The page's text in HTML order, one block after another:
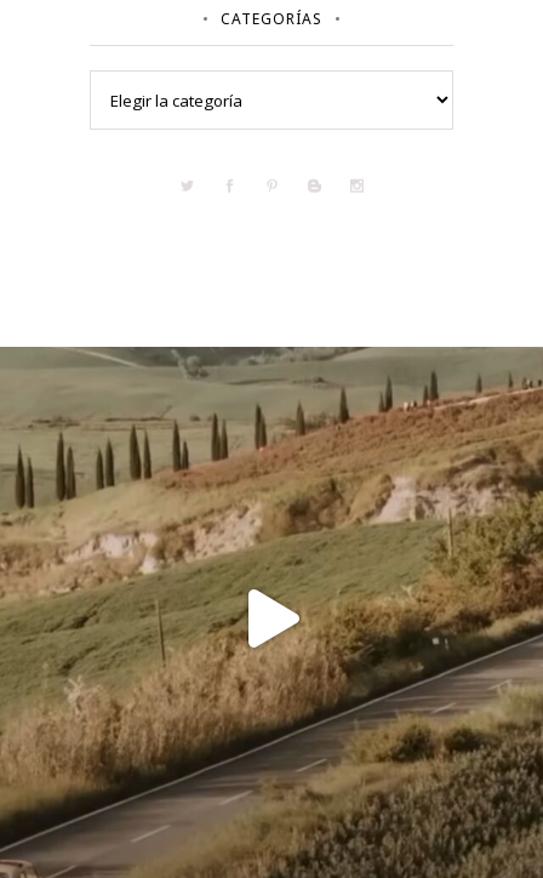
CATEGORÍAS